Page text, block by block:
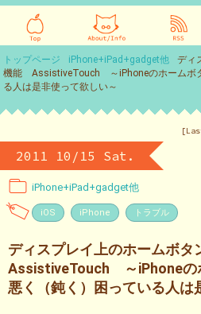
トップページ iPhone+iPad+gadget他
ディ
機能 AssistiveTouch ～iPhoneのホームボ
る人は是非使って欲しい～
2011 10/15 Sat.
iPhone+iPad+gadget他
iOS iPhone トラブル
ディスプレイ上のホームボタ
AssistiveTouch ～iPhoneの
悪く（鈍く）困っている人は